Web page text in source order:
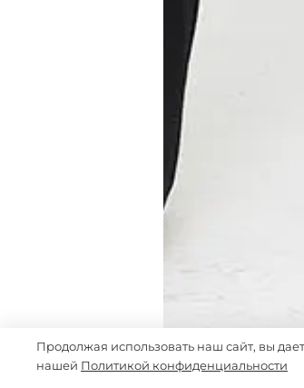
Продолжая использовать наш сайт, вы
нашей Политикой конфиденциальности